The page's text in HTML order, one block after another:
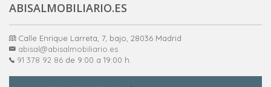
ABISALMOBILIARIO.ES
Calle Enrique Larreta, 7, bajo, 28036 Madrid
abisal@abisalmobiliario.es
91 378 92 86 de 9:00 a 19:00 h.